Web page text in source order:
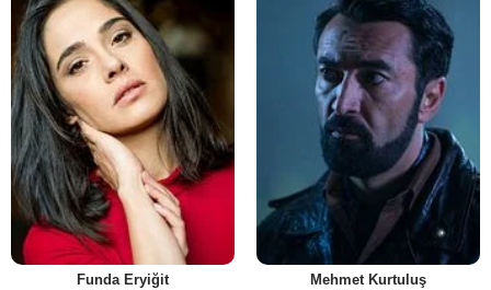
Funda Eryiğit Mehmet Kurtuluş